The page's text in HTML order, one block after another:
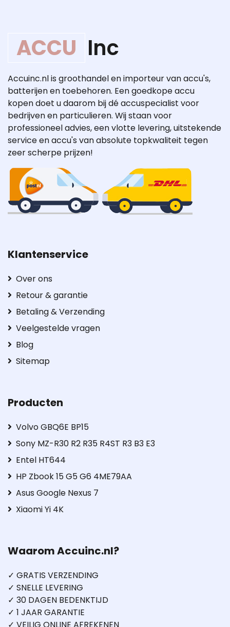
ACCU Inc
Accuinc.nl is groothandel en importeur van accu's,
batterijen en toebehoren. Een goedkope accu
kopen doet u daarom bij dé accuspecialist voor
bedrijven en particulieren. Wij staan voor
professioneel advies, een vlotte levering, uitstekende
service en accu's van absolute topkwaliteit tegen
zeer scherpe prijzen!
Klantenservice
Over ons
Retour & garantie
Betaling & Verzending
Veelgestelde vragen
Blog
Sitemap
Producten
Volvo GBQ6E BP15
Sony MZ-R30 R2 R35 R4ST R3 B3 E3
Entel HT644
HP Zbook 15 G5 G6 4ME79AA
Asus Google Nexus 7
Xiaomi Yi 4K
Waarom Accuinc.nl?
✓ GRATIS VERZENDING
✓ SNELLE LEVERING
✓ 30 DAGEN BEDENKTIJD
✓ 1 JAAR GARANTIE